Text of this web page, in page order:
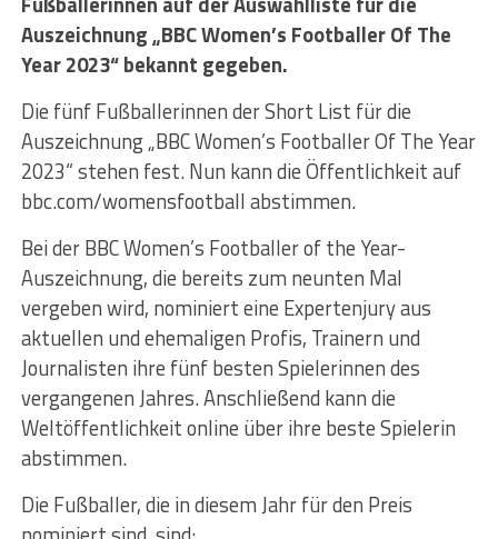
Auszeichnung „BBC Women’s Footballer Of The
Year 2023“ bekannt gegeben.
Die fünf Fußballerinnen der Short List für die
Auszeichnung „BBC Women’s Footballer Of The Year
2023“ stehen fest. Nun kann die Öffentlichkeit auf
bbc.com/womensfootball abstimmen.
Bei der BBC Women’s Footballer of the Year-
Auszeichnung, die bereits zum neunten Mal
vergeben wird, nominiert eine Expertenjury aus
aktuellen und ehemaligen Profis, Trainern und
Journalisten ihre fünf besten Spielerinnen des
vergangenen Jahres. Anschließend kann die
Weltöffentlichkeit online über ihre beste Spielerin
abstimmen.
Die Fußballer, die in diesem Jahr für den Preis